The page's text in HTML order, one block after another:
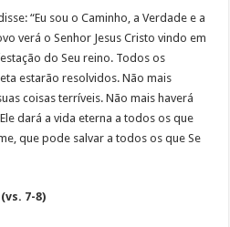
“Eu sou o Caminho, a Verdade e a
verá o Senhor Jesus Cristo vindo em
do Seu reino. Todos os
estarão resolvidos. Não mais
coisas terríveis. Não mais haverá
dará a vida eterna a todos os que
que pode salvar a todos os que Se
(vs. 7-8)